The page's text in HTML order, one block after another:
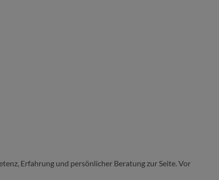
Erfahrung und persönlicher Beratung zur Seite. Vor